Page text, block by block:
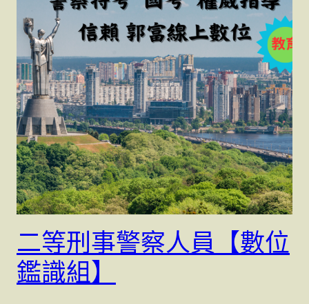
二等刑事警察人員【數位
鑑識組】